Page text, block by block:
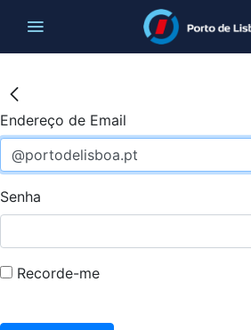
Endereço de Email
Senha
Recorde-me